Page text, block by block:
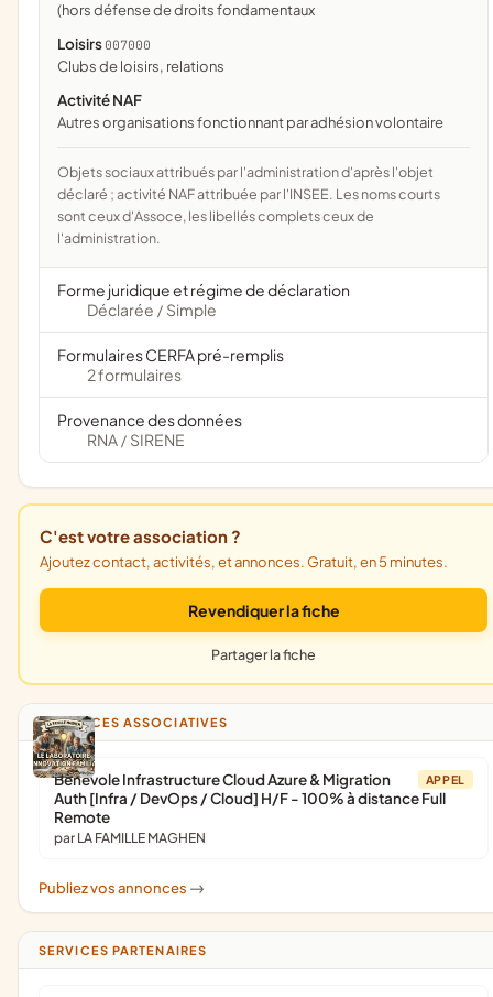
(hors défense de droits fondamentaux
Loisirs 007000
clubs de loisirs, relations
Activité NAF
Autres organisations fonctionnant par adhésion volontaire
Objets sociaux attribués par l'administration d'après l'objet
déclaré ; activité NAF attribuée par l'INSEE. Les noms courts
sont ceux d'Assoce, les libellés complets ceux de
l'administration.
Forme juridique et régime de déclaration
Déclarée / Simple
Formulaires CERFA pré-remplis
2 formulaires
Provenance des données
RNA / SIRENE
C'est votre association ?
Ajoutez contact, activités, et annonces. Gratuit, en 5 minutes.
Revendiquer la fiche
Partager la fiche
ANNONCES ASSOCIATIVES
APPEL
Bénévole Infrastructure Cloud Azure & Migration
Auth [Infra / DevOps / Cloud] H/F - 100% à distance Full
Remote
par LA FAMILLE MAGHEN
Publiez vos annonces ->
SERVICES PARTENAIRES